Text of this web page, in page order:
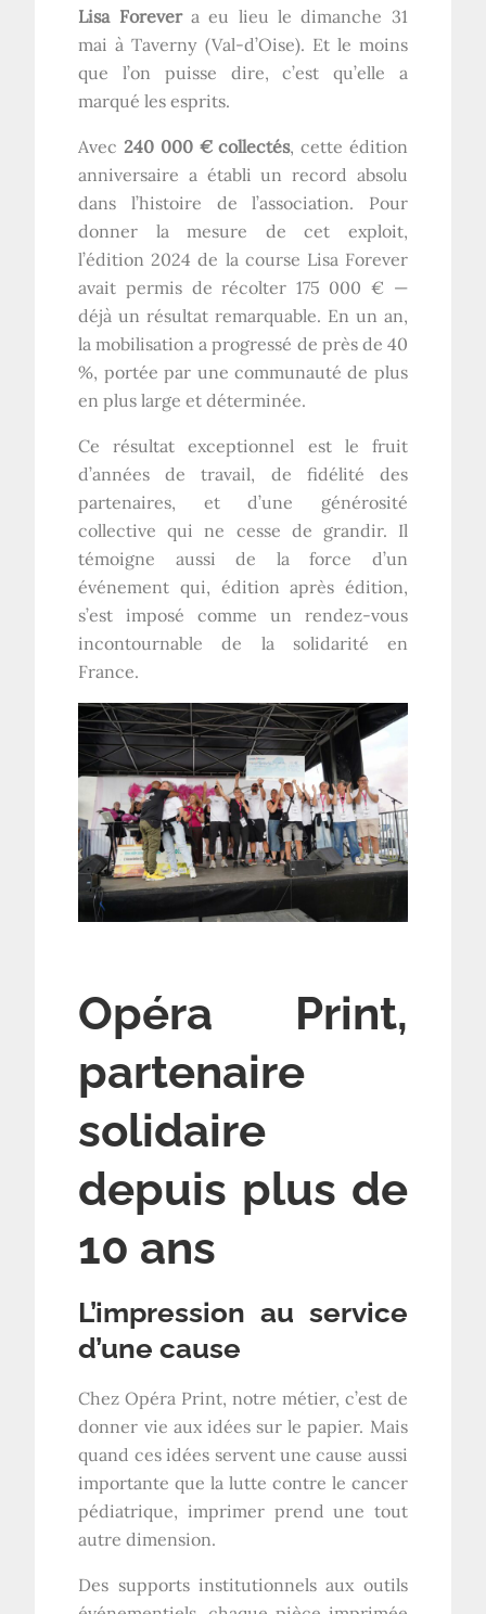
Lisa Forevera eu lieu le dimanche 31
mai à Taverny (Val-d’Oise). Et le moins
que l’on puisse dire, c’est qu’elle a
marqué les esprits.
Avec 240 000 € collectés, cette édition
anniversaire a établi un record absolu
dans l’histoire de l’association. Pour
donner la mesure de cet exploit,
l’édition 2024 de la course Lisa Forever
avait permis de récolter 175 000 € —
déjà un résultat remarquable. En un an,
la mobilisation a progressé de près de 40
%, portée par une communauté de plus
en plus large et déterminée.
Ce résultat exceptionnel est le fruit
d’années de travail, de fidélité des
partenaires, et d’une générosité
collective qui ne cesse de grandir. Il
témoigne aussi de la force d’un
événement qui, édition après édition,
s’est imposé comme un rendez-vous
incontournable de la solidarité en
France.
Opéra Print,
partenaire
solidaire
depuis plus de
10 ans
L’impression au service
d’une cause
Chez Opéra Print, notre métier, c’est de
donner vie aux idées sur le papier. Mais
quand ces idées servent une cause aussi
importante que la lutte contre le cancer
pédiatrique, imprimer prend une tout
autre dimension.
Des supports institutionnels aux outils